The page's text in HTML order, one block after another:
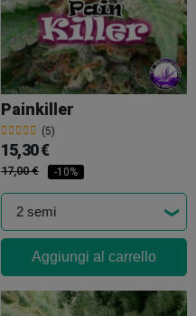
Painkiller
(5)
15,30 €
17,00 € -10%
Aggiungi al carrello